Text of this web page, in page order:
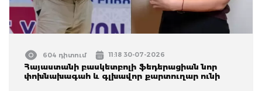
604 դիտում 11:18 30-07-2026
Հայաստանի բասկետբոլի ֆեդերացիան նոր
փոխնախագահ և գլխավոր քարտուղար ունի